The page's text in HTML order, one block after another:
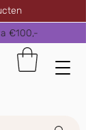
€100,-